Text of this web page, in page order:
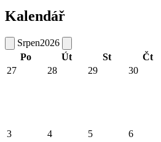
Kalendář
Srpen2026
Po
Út St Čt
27
28 29 30
3 4 5 6